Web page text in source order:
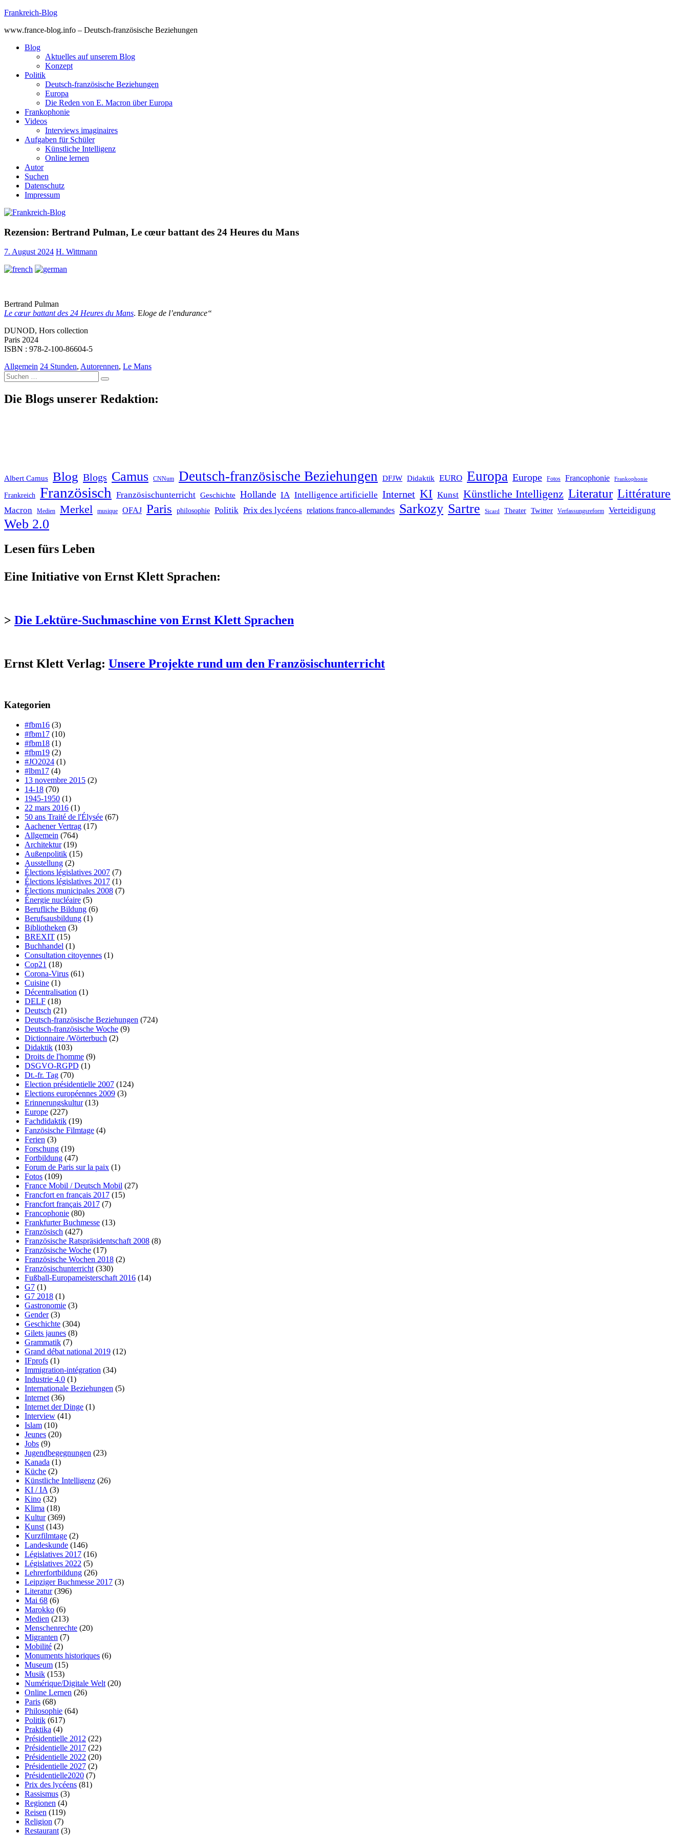
Skip
content
Frankreich-Blog
www.france-blog.info – Deutsch-französische Beziehungen
Blog
Aktuelles auf unserem Blog
Konzept
Politik
Deutsch-französische Beziehungen
Europa
Die Reden von E. Macron über Europa
Frankophonie
Videos
Interviews imaginaires
Aufgaben für Schüler
Künstliche Intelligenz
Online lernen
Autor
Suchen
Datenschutz
Impressum
Rezension: Bertrand Pulman, Le cœur battant des 24 Heures du Mans
7. August 2024 H. Wittmann
Bertrand Pulman
Le cœur battant des 24 Heures du Mans. Eloge de l’endurance“
DUNOD, Hors collection
Paris 2024
ISBN : 978-2-100-86604-5
Allgemein 24 Stunden, Autorennen, Le Mans
Suche
nach:
Die Blogs unserer Redaktion:
Albert Camus Blog Blogs Camus CNNum Deutsch-französische Beziehungen DFJW Didaktik EURO Europa Europe Fotos Francophonie Frankophonie
Frankreich Französisch Französischunterricht Geschichte Hollande IA Intelligence artificielle Internet KI Kunst Künstliche Intelligenz Literatur Littérature
Macron Medien Merkel musique OFAJ Paris philosophie Politik Prix des lycéens relations franco-allemandes Sarkozy Sartre Sicard Theater Twitter Verfassungsreform Verteidigung
Web 2.0
Lesen fürs Leben
Eine Initiative von Ernst Klett Sprachen:
> Die Lektüre-Suchmaschine von Ernst Klett Sprachen
Ernst Klett Verlag: Unsere Projekte rund um den Französischunterricht
Kategorien
#fbm16 (3)
#fbm17 (10)
#fbm18 (1)
#fbm19 (2)
#JO2024 (1)
#lbm17 (4)
13 novembre 2015 (2)
14-18 (70)
1945-1950 (1)
22 mars 2016 (1)
50 ans Traité de l'Élysée (67)
Aachener Vertrag (17)
Allgemein (764)
Architektur(19)
Außenpolitik (15)
Ausstellung (2)
Élections législatives 2007 (7)
Élections législatives 2017 (1)
Élections municipales 2008 (7)
Énergie nucléaire (5)
Berufliche Bildung (6)
Berufsausbildung (1)
Bibliotheken (3)
BREXIT (15)
Buchhandel (1)
Consultation citoyennes (1)
Cop21 (18)
Corona-Virus (61)
Cuisine (1)
Décentralisation (1)
DELF (18)
Deutsch (21)
Deutsch-französische Beziehungen (724)
Deutsch-französische Woche (9)
Dictionnaire /Wörterbuch (2)
Didaktik (103)
Droits de l'homme (9)
DSGVO-RGPD (1)
Dt.-fr. Tag (70)
Election présidentielle 2007 (124)
Elections européennes 2009 (3)
Erinnerungskultur(13)
Europe (227)
Fachdidaktik (19)
Fanzösische Filmtage (4)
Ferien (3)
Forschung (19)
Fortbildung (47)
Forum de Paris sur la paix (1)
Fotos (109)
France Mobil / Deutsch Mobil (27)
Francfort en français 2017 (15)
Francfort français 2017 (7)
Francophonie (80)
Frankfurter Buchmesse (13)
Französisch (427)
Französische Ratspräsidentschaft 2008 (8)
Französische Woche (17)
Französische Wochen 2018 (2)
Französischunterricht (330)
Fußball-Europameisterschaft 2016 (14)
G7 (1)
G7 2018 (1)
Gastronomie (3)
Gender(3)
Geschichte (304)
Gilets jaunes (8)
Grammatik (7)
Grand débat national 2019 (12)
IFprofs (1)
Immigration-intégration (34)
Industrie 4.0 (1)
Internationale Beziehungen (5)
Internet (36)
Internet der Dinge (1)
Interview (41)
Islam (10)
Jeunes (20)
Jobs (9)
Jugendbegegnungen (23)
Kanada (1)
Küche (2)
Künstliche Intelligenz (26)
KI / IA (3)
Kino (32)
Klima (18)
Kultur(369)
Kunst (143)
Kurzfilmtage (2)
Landeskunde (146)
Législatives 2017 (16)
Législatives 2022 (5)
Lehrerfortbildung (26)
Leipziger Buchmesse 2017 (3)
Literatur(396)
Mai 68 (6)
Marokko (6)
Medien (213)
Menschenrechte (20)
Migranten (7)
Mobilité (2)
Monuments historiques (6)
Museum (15)
Musik (153)
Numérique/Digitale Welt (20)
Online Lernen (26)
Paris (68)
Philosophie (64)
Politik (617)
Praktika (4)
Présidentielle 2012 (22)
Présidentielle 2017 (22)
Présidentielle 2022 (20)
Présidentielle 2027 (2)
Présidentielle2020 (7)
Prix des lycéens (81)
Rassismus (3)
Regionen (4)
Reisen (119)
Religion (7)
Restaurant (3)